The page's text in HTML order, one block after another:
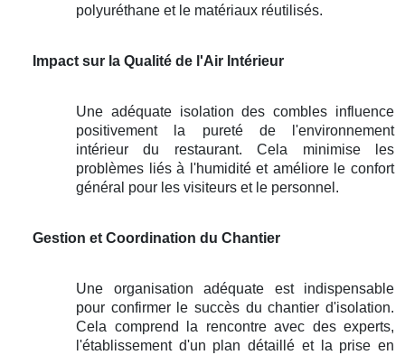
polyuréthane et le matériaux réutilisés.
Impact sur la Qualité de l'Air Intérieur
Une adéquate isolation des combles influence
positivement la pureté de l'environnement
intérieur du restaurant. Cela minimise les
problèmes liés à l'humidité et améliore le confort
général pour les visiteurs et le personnel.
Gestion et Coordination du Chantier
Une organisation adéquate est indispensable
pour confirmer le succès du chantier d'isolation.
Cela comprend la rencontre avec des experts,
l'établissement d'un plan détaillé et la prise en